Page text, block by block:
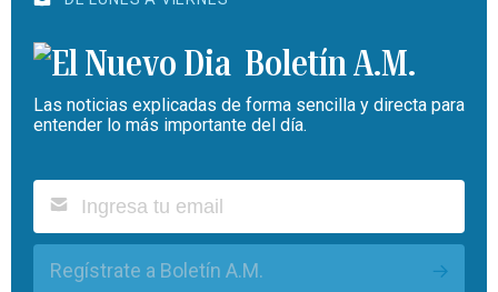
Boletín A.M.
Las noticias explicadas de forma sencilla y directa para
entender lo más importante del día.
Regístrate a Boletín A.M.